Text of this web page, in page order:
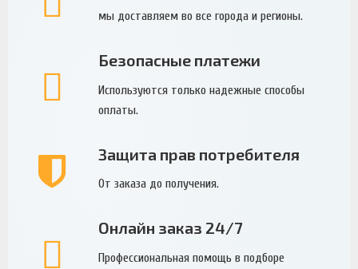
мы доставляем во все города и регионы.
Безопасные платежи
Используются только надежные способы
оплаты.
Защита прав потребителя
От заказа до получения.
Онлайн заказ 24/7
Профессиональная помощь в подборе